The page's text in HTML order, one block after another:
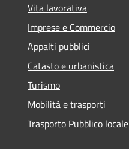
Vita lavorativa
Imprese e Commercio
Appalti pubblici
Catasto e urbanistica
Turismo
Mobilità e trasporti
Trasporto Pubblico locale